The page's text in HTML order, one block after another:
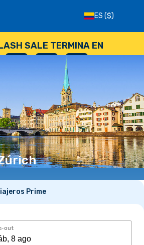
ES ($)
SALE TERMINA EN
SEGUNDOS
Prime
out